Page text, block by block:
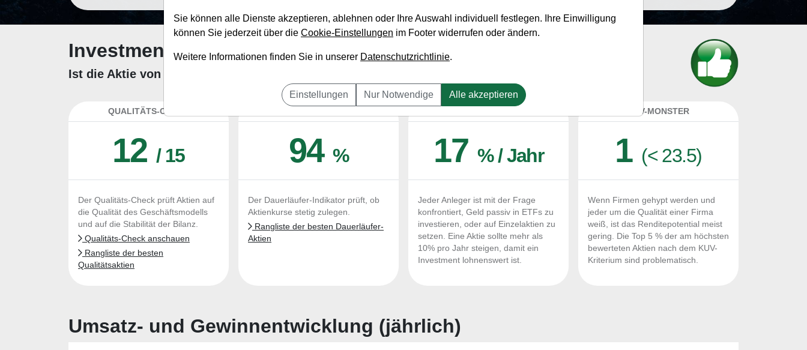
Investment-Check: Kaufempfehlung?
Ist die Aktie von Valero Energy Corporation zum Kaufen und Liegenlassen geeignet?
QUALITÄTS-CHECK
12/ 15
Der Qualitäts-Check prüft Aktien auf
die Qualität des Geschäftsmodells
und auf die Stabilität der Bilanz.
Qualitäts-Check anschauen
Rangliste der besten
Qualitätsaktien
94 %
Der Dauerläufer-Indikator prüft, ob
Aktienkurse stetig zulegen.
Rangliste der besten Dauerläufer-
Aktien
17 % / Jahr
Jeder Anleger ist mit der Frage
konfrontiert, Geld passiv in ETFs zu
investieren, oder auf Einzelaktien zu
setzen. Eine Aktie sollte mehr als
10% pro Jahr steigen, damit ein
Investment lohnenswert ist.
KUV-MONSTER
1 (< 23.5)
Wenn Firmen gehypt werden und
jeder um die Qualität einer Firma
weiß, ist das Renditepotential meist
gering. Die Top 5 % der am höchsten
bewerteten Aktien nach dem KUV-
Kriterium sind problematisch.
Umsatz- und Gewinnentwicklung (jährlich)
Sie können alle Dienste akzeptieren, ablehnen oder Ihre Auswahl individuell festlegen. Ihre Einwilligung
können Sie jederzeit über die Cookie-Einstellungen im Footer widerrufen oder ändern.
Weitere Informationen finden Sie in unserer Datenschutzrichtlinie.
Einstellungen Nur Notwendige Alle akzeptieren